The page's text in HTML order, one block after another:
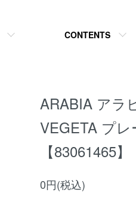
CONTENTS
ARABIA アラ
VEGETA プ
【83061465】
0円(税込)